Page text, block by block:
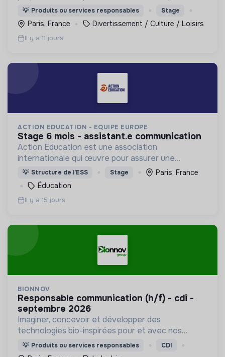
favorisent le bien-être, le lien social et l'expression
de soi.
💡 Produits ou services responsables Stage
Paris, France Divertissement / Culture / Loisirs
Il y a 11 jours
ACTION EDUCATION - EQUIPE EUROPE
stage 6 mois - assistant.e communication
Action Education est une association
internationale qui œuvre pour assurer une
éducation de qualité pour les populations les plus
vulnérables et marginalisées
💡 Structure de l’ESS Stage
Paris, France
Éducation
Il y a 15 jours
BIONNOV
responsable communication (h/f) - cdi -
septembre 2026
Imaginer, concevoir et développer des
technologies bio-inspirées pour et avec nos
clients industriels
💡 Produits ou services responsables CDI